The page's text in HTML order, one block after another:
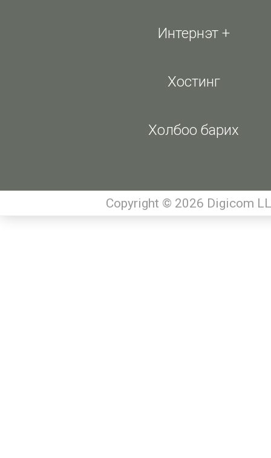
Интернэт +
Хостинг
Холбоо барих
Copyright © 2026 Digicom